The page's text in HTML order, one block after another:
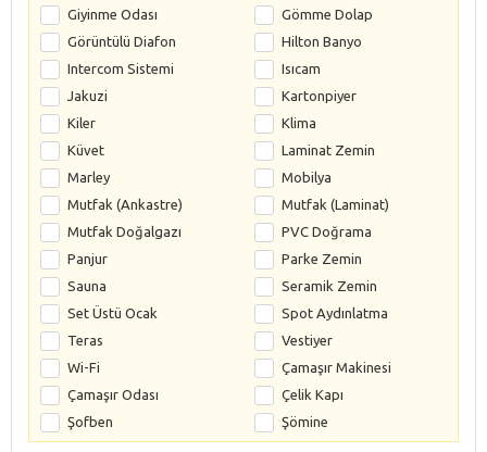
Giyinme Odası
Gömme Dolap
Görüntülü Diafon
Hilton Banyo
Intercom Sistemi
Isıcam
Jakuzi
Kartonpiyer
Kiler
Klima
Küvet
Laminat Zemin
Marley
Mobilya
Mutfak (Ankastre)
Mutfak (Laminat)
Mutfak Doğalgazı
PVC Doğrama
Panjur
Parke Zemin
Sauna
Seramik Zemin
Set Üstü Ocak
Spot Aydınlatma
Teras
Vestiyer
Wi-Fi
Çamaşır Makinesi
Çamaşır Odası
Çelik Kapı
Şofben
Şömine